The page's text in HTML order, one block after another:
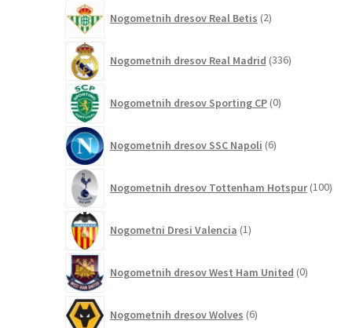
Nogometnih dresov Real Betis 2izdelka
Nogometnih dresov Real Madrid 336izdelkov
Nogometnih dresov Sporting CP 0izdelkov
Nogometnih dresov SSC Napoli 6izdelkov
Nogometnih dresov Tottenham Hotspur 100
Nogometni Dresi Valencia 1izdelek
Nogometnih dresov West Ham United 0izdelkov
Nogometnih dresov Wolves 6izdelkov